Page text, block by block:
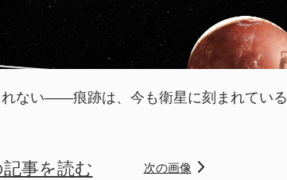
ない――痕跡は、今も衛星に刻まれている
事を読む 次の画像